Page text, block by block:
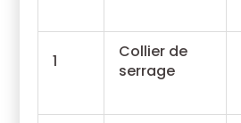
1
Collier de
serrage